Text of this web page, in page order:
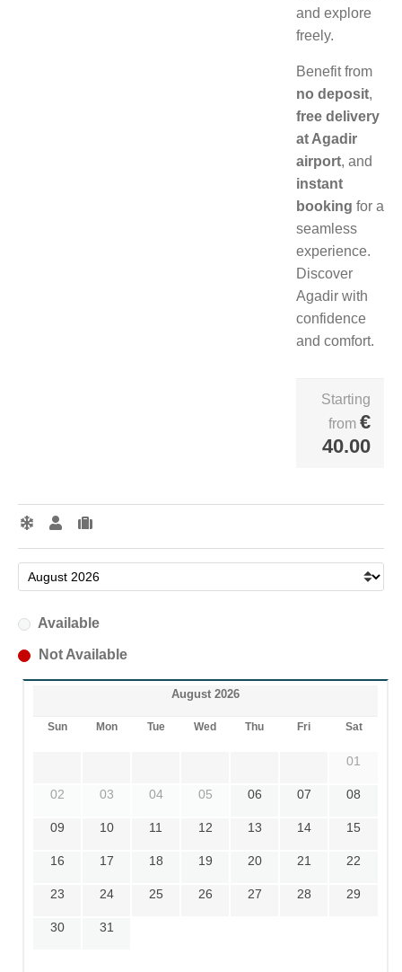
and explore
freely.
Benefit from
no deposit,
free delivery
at Agadir
airport, and
instant
booking for a
seamless
experience.
Discover
Agadir with
confidence
and comfort.
Starting
from €
40.00
Available
Not Available
August 2026
Sun Mon Tue Wed Thu Fri Sat
01
02 03 04 05 06 07 08
09 10 11 12 13 14 15
16 17 18 19 20 21 22
23 24 25 26 27 28 29
30 31